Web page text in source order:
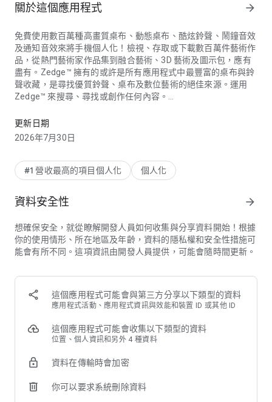
關於這個應用程式 arrow_forward
免費使用數百萬種高畫質桌布、動態桌布、酷炫鈴聲、鬧鐘音效
及通知音效來將手機個人化！檢視、存取或下載數百萬件藝術作
品，從熱門藝術家作品集到融合藝術、3D 藝術及圖示包，應有
盡有。Zedge™ 擁有的或許是所有應用程式中最豐富的桌布與鈴
聲收藏，是尋找優質鈴聲、桌布及數位藝術的絕佳來源。運用
Zedge™ 來搜尋、尋找或創作任何內容。
視差桌布
現在，很高興能夠向各位介紹視差桌布，這是一種讓背景圖片與
前景圖片分別移動而成的視覺效果，可以營造出深度與沉浸感。
視差效果，接著就能看見畫面變得栩栩如生。
• 可下載數百萬件免費精選作品及優質內容
藝術家
Zedge™ AI 生成器 – AI 桌布製作工具
出自李奧納多．達文西筆下，看起來會是什麼樣子嗎？描述自己
夢想中的桌布，任何風格、主題或美學皆可，而 Zedge™ AI 藝
術生成器就會為您設計出來。
• 將您的獨特藝術作品設為桌布或螢幕鎖定畫面，然後儲存以供
立即免費試用 Zedge™ AI 生成器，激發自己的藝術天份！
桌布
更新日期
2026年7月30日
#1 營收最高的項目個人化 個人化
資料安全性 arrow_forward
想確保安全，就從瞭解開發人員如何收集與分享資料開始！根據
你的使用情形、所在地區及年齡，資料的隱私權和安全性措施可
能會有所不同。這項資訊由開發人員提供，可能會隨時間更新。
這個應用程式可能會與第三方分享以下類型的資料
應用程式活動、應用程式資訊與效能和裝置 ID 或其他 ID
這個應用程式可能會收集以下類型的資料
位置、個人資訊和另外 4 種資料
資料在傳輸時會加密
你可以要求系統刪除資料